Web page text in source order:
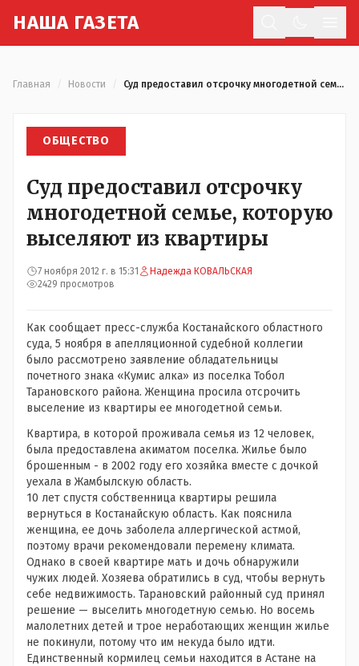
НАША ГАЗЕТА
Главная Новости Суд предоставил отсрочку многодетной семье, которую выселяют из квартиры
ОБЩЕСТВО
Суд предоставил отсрочку
многодетной семье, которую
выселяют из квартиры
7 ноября 2012 г. в 15:31
Надежда КОВАЛЬСКАЯ
2429 просмотров
Как сообщает пресс-служба Костанайского областного
суда, 5 ноября в апелляционной судебной коллегии
было рассмотрено заявление обладательницы
почетного знака «Кумис алка» из поселка Тобол
Тарановского района. Женщина просила отсрочить
выселение из квартиры ее многодетной семьи.
Квартира, в которой проживала семья из 12 человек,
была предоставлена акиматом поселка. Жилье было
брошенным - в 2002 году его хозяйка вместе с дочкой
уехала в Жамбылскую область.
10 лет спустя собственница квартиры решила
вернуться в Костанайскую область. Как пояснила
женщина, ее дочь заболела аллергической астмой,
поэтому врачи рекомендовали перемену климата.
Однако в своей квартире мать и дочь обнаружили
чужих людей. Хозяева обратились в суд, чтобы вернуть
себе недвижимость. Тарановский районный суд принял
решение — выселить многодетную семью. Но восемь
малолетних детей и трое неработающих женщин жилье
не покинули, потому что им некуда было идти.
Единственный кормилец семьи находится в Астане на